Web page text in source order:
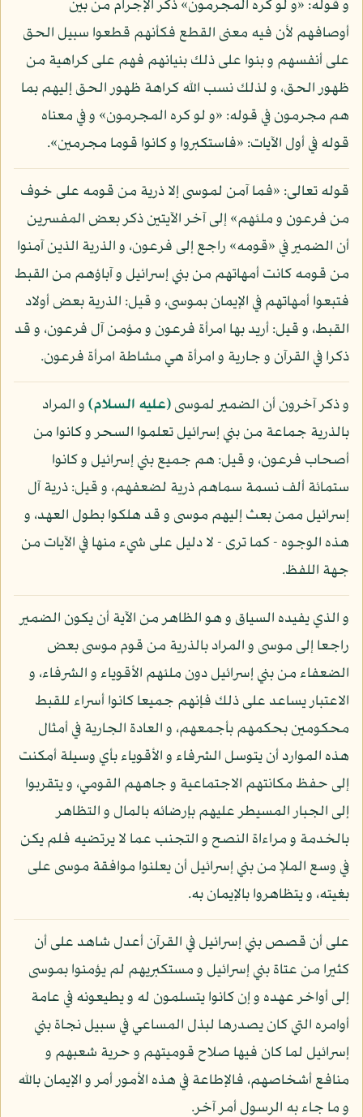
و قوله: «و لو كره المجرمون» ذكر الإجرام من بين
أوصافهم لأن فيه معنى القطع فكأنهم قطعوا سبيل الحق
على أنفسهم و بنوا على ذلك بنيانهم فهم على كراهية من
ظهور الحق، و لذلك نسب الله كراهة ظهور الحق إليهم بما
هم مجرمون في قوله: «و لو كره المجرمون» و في معناه
قوله في أول الآيات: «فاستكبروا و كانوا قوما مجرمين».
قوله تعالى: «فما آمن لموسى إلا ذرية من قومه على خوف
من فرعون و ملئهم» إلى آخر الآيتين ذكر بعض المفسرين
أن الضمير في «قومه» راجع إلى فرعون، و الذرية الذين آمنوا
من قومه كانت أمهاتهم من بني إسرائيل و آباؤهم من القبط
فتبعوا أمهاتهم في الإيمان بموسى، و قيل: الذرية بعض أولاد
القبط، و قيل: أريد بها امرأة فرعون و مؤمن آل فرعون، و قد
ذكرا في القرآن و جارية و امرأة هي مشاطة امرأة فرعون.
و ذكر آخرون أن الضمير لموسى(عليه السلام)و المراد
بالذرية جماعة من بني إسرائيل تعلموا السحر و كانوا من
أصحاب فرعون، و قيل: هم جميع بني إسرائيل و كانوا
ستمائة ألف نسمة سماهم ذرية لضعفهم، و قيل: ذرية آل
إسرائيل ممن بعث إليهم موسى و قد هلكوا بطول العهد، و
هذه الوجوه - كما ترى - لا دليل على شيء منها في الآيات من
جهة اللفظ.
و الذي يفيده السياق و هو الظاهر من الآية أن يكون الضمير
راجعا إلى موسى و المراد بالذرية من قوم موسى بعض
الضعفاء من بني إسرائيل دون ملئهم الأقوياء و الشرفاء، و
الاعتبار يساعد على ذلك فإنهم جميعا كانوا أسراء للقبط
محكومين بحكمهم بأجمعهم، و العادة الجارية في أمثال
هذه الموارد أن يتوسل الشرفاء و الأقوياء بأي وسيلة أمكنت
إلى حفظ مكانتهم الاجتماعية و جاههم القومي، و يتقربوا
إلى الجبار المسيطر عليهم بإرضائه بالمال و التظاهر
بالخدمة و مراءاة النصح و التجنب عما لا يرتضيه فلم يكن
في وسع الملإ من بني إسرائيل أن يعلنوا موافقة موسى على
بغيته، و يتظاهروا بالإيمان به.
على أن قصص بني إسرائيل في القرآن أعدل شاهد على أن
كثيرا من عتاة بني إسرائيل و مستكبريهم لم يؤمنوا بموسى
إلى أواخر عهده و إن كانوا يتسلمون له و يطيعونه في عامة
أوامره التي كان يصدرها لبذل المساعي في سبيل نجاة بني
إسرائيل لما كان فيها صلاح قوميتهم و حرية شعبهم و
منافع أشخاصهم، فالإطاعة في هذه الأمور أمر و الإيمان بالله
و ما جاء به الرسول أمر آخر.